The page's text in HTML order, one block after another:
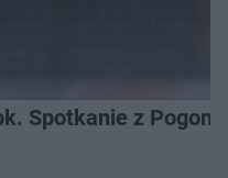
Spotkanie z